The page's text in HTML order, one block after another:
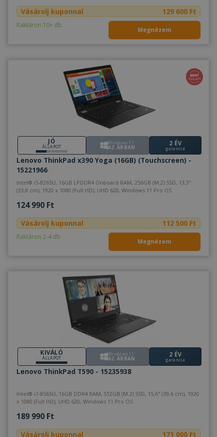
Vásárolj kuponnal 129 600 Ft
Raktáron 10+ db
Megnézem
JÓ
ÁLLAPOT
Windows 11
AZ ÁRBAN 2 ÉV
garancia
Lenovo ThinkPad x390 Yoga (16GB) (Touchscreen) -
15221966
Intel® i5-8265U, 16GB LPDDR4 Onboard RAM, 256GB (M.2) SSD, 13,3"
(33,8 cm), 1920 x 1080 (Full HD), UHD 620, Windows 11 Pro OS
124 990 Ft
Vásárolj kuponnal 112 500 Ft
Raktáron 2-4 db
Megnézem
KIVÁLÓ
ÁLLAPOT
Windows 11
AZ ÁRBAN 2 ÉV
garancia
Lenovo ThinkPad T590 - 15235938
Intel® i7-8565U, 16GB DDR4 RAM, 512GB (M.2) SSD, 15,6" (39,6 cm), 1920
x 1080 (Full HD), UHD 620, Windows 11 Pro OS
189 990 Ft
Vásárolj kuponnal 171 000 Ft